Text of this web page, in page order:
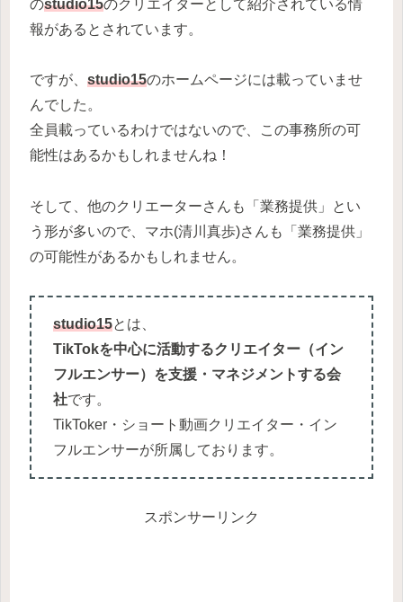
のstudio15のクリエイターとして紹介されている情
報があるとされています。
ですが、 studio15のホームページには載っていませ
んでした。
全員載っているわけではないので、この事務所の可
能性はあるかもしれませんね！
そして、他のクリエーターさんも「業務提供」とい
う形が多いので、マホ(清川真歩)さんも「業務提供」
の可能性があるかもしれません。
studio15とは、
TikTokを中心に活動するクリエイター（イン
フルエンサー）を支援・マネジメントする会
社です。
TikToker・ショート動画クリエイター・イン
フルエンサーが所属しております。
スポンサーリンク